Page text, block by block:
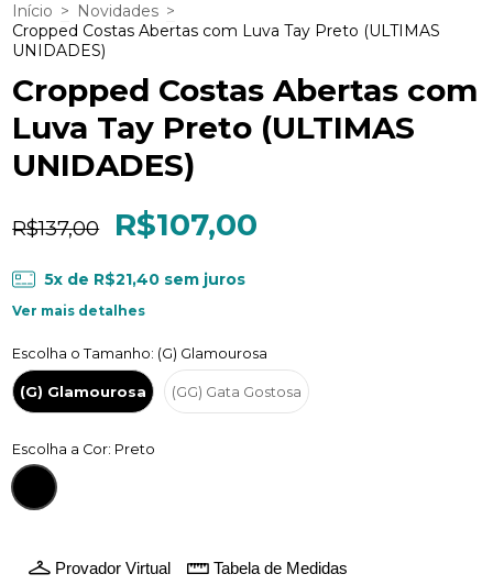
Início > Novidades >
Cropped Costas Abertas com Luva Tay Preto (ULTIMAS
UNIDADES)
Cropped Costas Abertas com
Luva Tay Preto (ULTIMAS
UNIDADES)
R$137,00 R$107,00
5x de R$21,40 sem juros
Ver mais detalhes
Escolha o Tamanho: (G) Glamourosa
(G) Glamourosa (GG) Gata Gostosa
Escolha a Cor: Preto
Provador Virtual Tabela de Medidas